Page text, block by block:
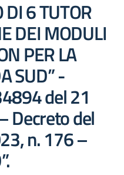
DI 6 TUTOR
DEI MODULI
PER LA
SUD” -
del 21
Decreto del
n. 176 –